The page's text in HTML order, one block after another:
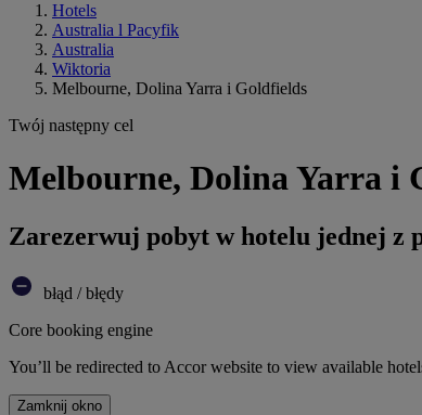
Hotels
Australia l Pacyfik
Australia
Wiktoria
Melbourne, Dolina Yarra i Goldfields
Twój następny cel
Melbourne, Dolina Yarra i
Zarezerwuj pobyt w hotelu jednej z
błąd / błędy
Core booking engine
You’ll be redirected to Accor website to view available
Zamknij okno